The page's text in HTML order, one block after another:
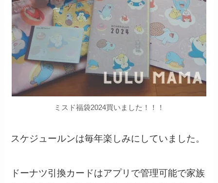
ミスド福袋2024買いました！！！
スケジュールンは毎年楽しみにしていました。
ドーナツ引換カードはアプリで管理可能で家族